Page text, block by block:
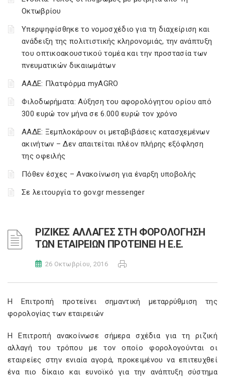
Οκτωβρίου
Υπερψηφίσθηκε το νομοσχέδιο για τη διαχείριση και
ανάδειξη της πολιτιστικής κληρονομιάς, την ανάπτυξη
του οπτικοακουστικού τομέα και την προστασία των
πνευματικών δικαιωμάτων
ΑΑΔΕ: Πλατφόρμα myAGRO
Φιλοδωρήματα: Αύξηση του αφορολόγητου ορίου από
300 ευρώ τον μήνα σε 6.000 ευρώ τον χρόνο
ΑΑΔΕ: Ξεμπλοκάρουν οι μεταβιβάσεις κατασχεμένων
ακινήτων – Δεν απαιτείται πλέον πλήρης εξόφληση
της οφειλής
Πόθεν έσχες – Ανακοίνωση για έναρξη υποβολής
Σε λειτουργία το gov.gr messenger
ΡΙΖΙΚΕΣ ΑΛΛΑΓΕΣ ΣΤΗ ΦΟΡΟΛΟΓΗΣΗ
ΤΩΝ ΕΤΑΙΡΕΙΩΝ ΠΡΟΤΕΙΝΕΙ Η Ε.Ε.
26 Οκτωβρίου, 2016
Η Επιτροπή προτείνει σημαντική μεταρρύθμιση της
φορολογίας των εταιρειών
Η Επιτροπή ανακοίνωσε σήμερα σχέδια για τη ριζική
αλλαγή του τρόπου με τον οποίο φορολογούνται οι
εταιρείες στην ενιαία αγορά, προκειμένου να επιτευχθεί
ένα πιο δίκαιο και ευνοϊκό για την ανάπτυξη σύστημα